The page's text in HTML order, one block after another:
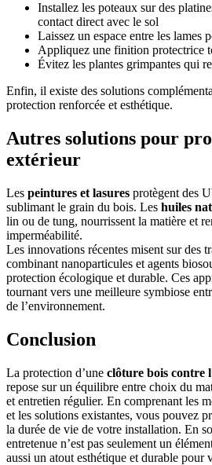
Installez les poteaux sur des
contact direct avec le sol
Laissez un espace entre les lames
Appliquez une finition protectrice
Évitez les plantes grimpantes qui
Enfin, il existe des solutions
protection renforcée et esthétique.
Autres solutions pour
extérieur
Les peintures et lasures protègent des
sublimant le grain du bois. Les huiles
lin ou de tung, nourrissent la matière et
imperméabilité.
Les innovations récentes misent sur des
combinant nanoparticules et agents
protection écologique et durable. Ces
tournant vers une meilleure symbiose
de l’environnement.
Conclusion
La protection d’une clôture bois contre
repose sur un équilibre entre choix du
et entretien régulier. En comprenant les
et les solutions existantes, vous pouvez
la durée de vie de votre installation. En
entretenue n’est pas seulement un
aussi un atout esthétique et durable pour